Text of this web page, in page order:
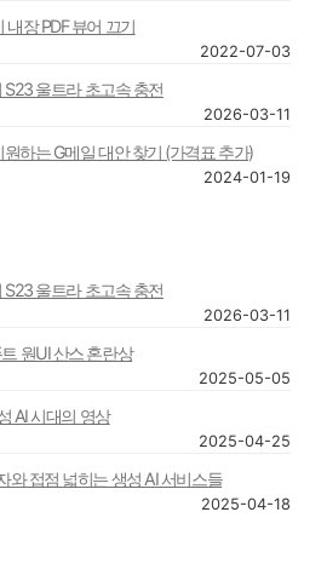
장 PDF 뷰어 끄기
2022-07-03
울트라 초고속 충전
2026-03-11
하는 G메일 대안 찾기 (가격표 추가)
2024-01-19
울트라 초고속 충전
2026-03-11
원UI 산스 혼란상
2025-05-05
AI 시대의 영상
2025-04-25
와 접점 넓히는 생성 AI 서비스들
2025-04-18